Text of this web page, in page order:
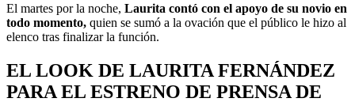
El martes por la noche, Laurita contó con el apoyo de su novio en
todo momento, quien se sumó a la ovación que el público le hizo al
elenco tras finalizar la función.
EL LOOK DE LAURITA FERNÁNDEZ
PARA EL ESTRENO DE PRENSA DE